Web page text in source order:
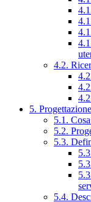
4.2.
5.
5.1.
5.2.
5.3.
5.4.